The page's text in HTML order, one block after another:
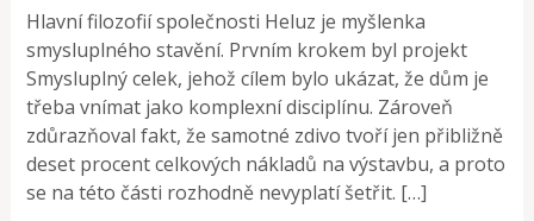
Hlavní filozofií společnosti Heluz je myšlenka
smysluplného stavění. Prvním krokem byl projekt
Smysluplný celek, jehož cílem bylo ukázat, že dům je
třeba vnímat jako komplexní disciplínu. Zároveň
zdůrazňoval fakt, že samotné zdivo tvoří jen přibližně
deset procent celkových nákladů na výstavbu, a proto
se na této části rozhodně nevyplatí šetřit. […]